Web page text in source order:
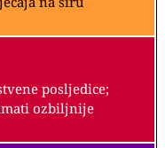
posljedice;
ozbiljnije